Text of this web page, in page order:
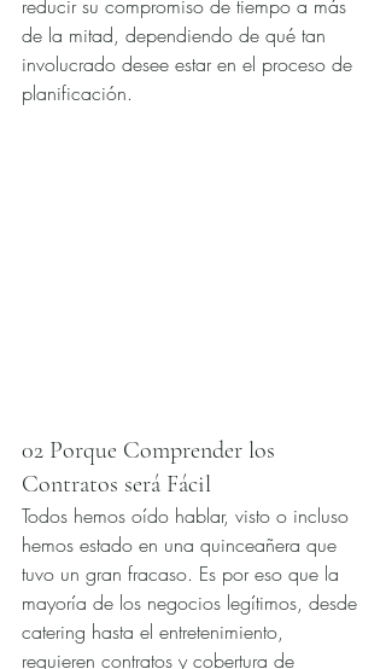
reducir su compromiso de tiempo a más
de la mitad, dependiendo de qué tan
involucrado desee estar en el proceso de
planificación.
02 Porque Comprender los
Contratos será Fácil
Todos hemos oído hablar, visto o incluso
hemos estado en una quinceañera que
tuvo un gran fracaso. Es por eso que la
mayoría de los negocios legítimos, desde
catering hasta el entretenimiento,
requieren contratos y cobertura de